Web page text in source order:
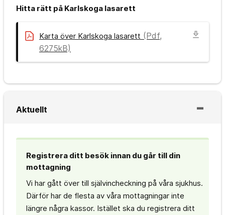
Hitta rätt på Karlskoga lasarett
Karta över Karlskoga lasarett (Pdf,
6275kB)
download
Aktuellt
Registrera ditt besök innan du går till din
mottagning
Vi har gått över till självincheckning på våra sjukhus.
Därför har de flesta av våra mottagningar inte
längre några kassor. Istället ska du registrera ditt